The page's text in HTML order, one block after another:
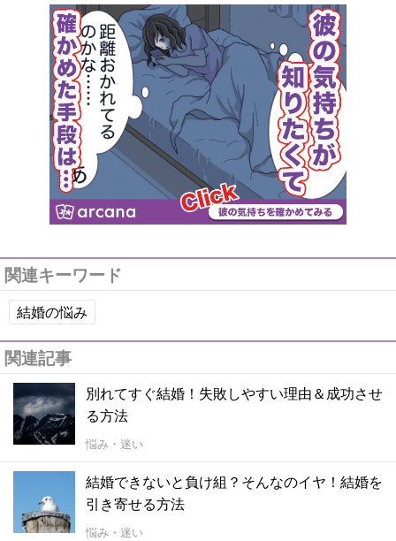
関連キーワード
結婚の悩み
関連記事
別れてすぐ結婚！失敗しやすい理由＆成功させ
る方法
悩み・迷い
結婚できないと負け組？そんなのイヤ！結婚を
引き寄せる方法
悩み・迷い